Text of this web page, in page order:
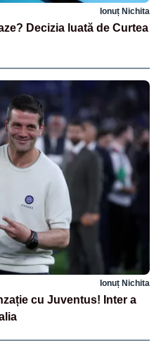
Ionuț Nichita
Decizia luată de Curtea
Ionuț Nichita
cu Juventus! Inter a